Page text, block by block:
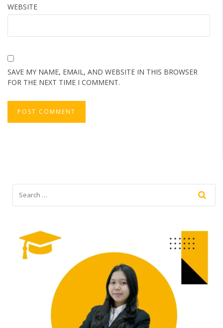
WEBSITE
SAVE MY NAME, EMAIL, AND WEBSITE IN THIS BROWSER
FOR THE NEXT TIME I COMMENT.